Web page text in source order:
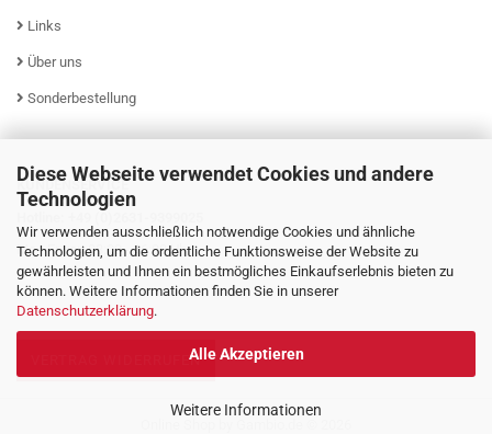
Diese Webseite verwendet Cookies und andere
Technologien
Wir verwenden ausschließlich notwendige Cookies und ähnliche
Technologien, um die ordentliche Funktionsweise der Website zu
gewährleisten und Ihnen ein bestmögliches Einkaufserlebnis bieten zu
können. Weitere Informationen finden Sie in unserer
Datenschutzerklärung.
Alle Akzeptieren
Weitere Informationen
Links
Über uns
Sonderbestellung
KUNDENSERVICE
Mo - Fr von 08:00 - 16:00 Uhr
VERTRAG WIDERRUFEN